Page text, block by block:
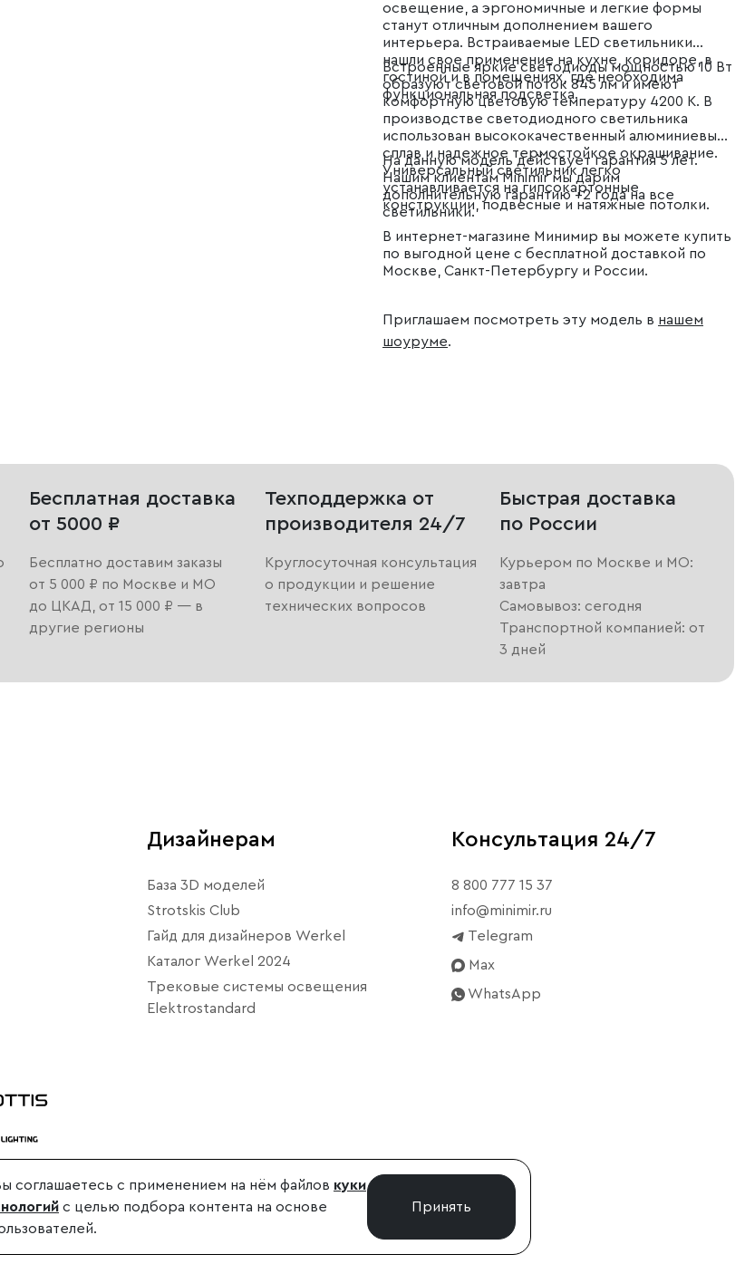
освещение, а эргономичные и легкие формы
станут отличным дополнением вашего
интерьера. Встраиваемые LED светильники
нашли свое применение на кухне, коридоре, в
гостиной и в помещениях, где необходима
функциональная подсветка.
Встроенные яркие светодиоды мощностью 10 Вт
образуют световой поток 845 лм и имеют
комфортную цветовую температуру 4200 К. В
производстве светодиодного светильника
использован высококачественный алюминиевый
сплав и надежное термостойкое окрашивание.
Универсальный светильник легко
устанавливается на гипсокартонные
конструкции, подвесные и натяжные потолки.
На данную модель действует гарантия 5 лет.
Нашим клиентам Minimir мы дарим
дополнительную гарантию +2 года на все
светильники.
В интернет-магазине Минимир вы можете купить
по выгодной цене с бесплатной доставкой по
Москве, Санкт-Петербургу и России.
Приглашаем посмотреть эту модель в нашем
шоуруме.
Бесплатная доставка
от 5000 ₽
Бесплатно доставим заказы
от 5 000 ₽ по Москве и МО
до ЦКАД, от 15 000 ₽ — в
другие регионы
Техподдержка от
производителя 24/7
Круглосуточная консультация
о продукции и решение
технических вопросов
Быстрая доставка
по России
Курьером по Москве и МО:
завтра
Самовывоз: сегодня
Транспортной компанией: от
3 дней
Дизайнерам
База 3D моделей
Strotskis Club
Гайд для дизайнеров Werkel
Каталог Werkel 2024
Трековые системы освещения
Elektrostandard
Консультация 24/7
8 800 777 15 37
info@minimir.ru
Telegram
Max
WhatsApp
соглашаетесь с применением на нём файлов куки
с целью подбора контента на основе
Принять